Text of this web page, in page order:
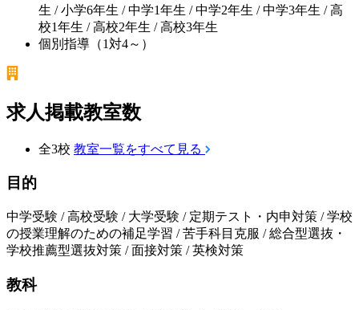
生 / 小学6年生 / 中学1年生 / 中学2年生 / 中学3年生 / 高
校1年生 / 高校2年生 / 高校3年生
個別指導（1対4～）
求人掲載教室数
全3校 教室一覧をすべて見る
目的
中学受験 / 高校受験 / 大学受験 / 定期テスト・内申対策 / 学校
の授業理解のための補足学習 / 苦手科目克服 / 総合型選抜・
学校推薦型選抜対策 / 面接対策 / 英検対策
教科